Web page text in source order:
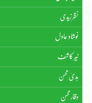
نظر زیدی
نوشاد عادل
نیّر کاشف
ہدیٰ محسن
وقار محسن